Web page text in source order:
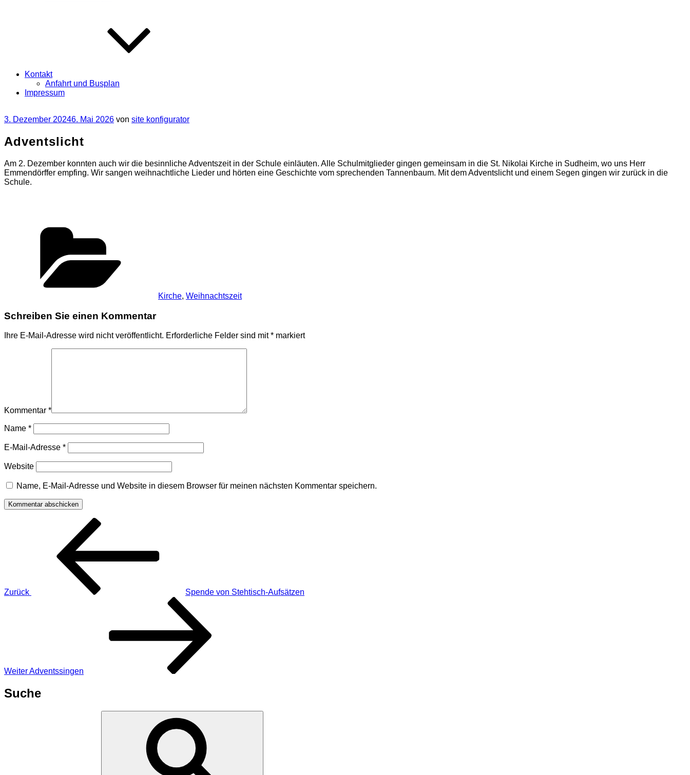
Kontakt
Anfahrt und Busplan
Impressum
Veröffentlicht
3. Dezember 20246. Mai 2026 von site konfigurator
Adventslicht
Am 2. Dezember konnten auch wir die besinnliche Adventszeit in der Schule einläuten. Alle Schulmitglieder gingen gemeinsam in die St. Nikolai Kirche in Sudheim, wo uns Herr
Emmendörffer empfing. Wir sangen weihnachtliche Lieder und hörten eine Geschichte vom sprechenden Tannenbaum. Mit dem Adventslicht und einem Segen gingen wir zurück in die
Schule.
Kirche, Weihnachtszeit
Schreiben Sie einen Kommentar
Ihre E-Mail-Adresse wird nicht veröffentlicht. Erforderliche Felder sind mit* markiert
Kommentar *
Name *
E-Mail-Adresse *
Website
Name, E-Mail-Adresse und Website in diesem Browser für meinen nächsten Kommentar speichern.
Beitragsnavigation
Zurück
Spende von Stehtisch-Aufsätzen
WeiterAdventssingen
Suche